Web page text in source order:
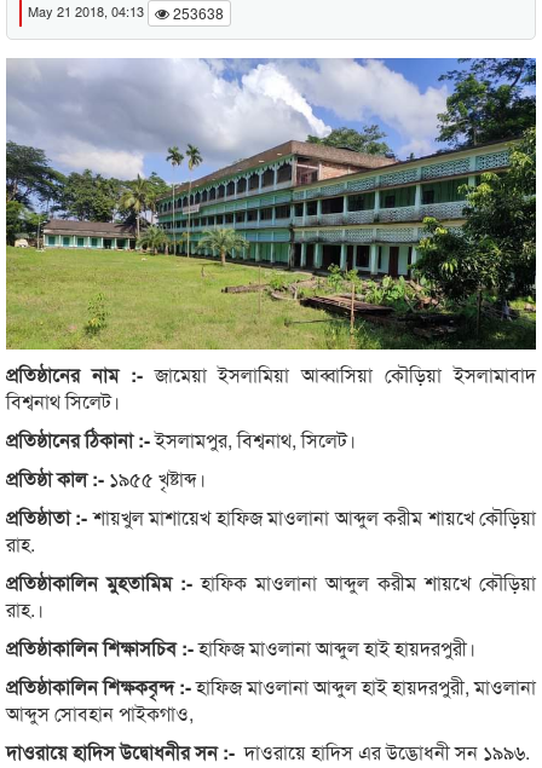
May 21 2018, 04:13 253638
প্রতিষ্ঠানের নাম :-জামেয়া ইসলামিয়া আব্বাসিয়া কৌড়িয়া ইসলামাবাদ
বিশ্বনাথ সিলেট।
প্রতিষ্ঠানের ঠিকানা :-ইসলামপুর, বিশ্বনাথ, সিলেট।
প্রতিষ্ঠা কাল :- ১৯৫৫ খৃষ্টাব্দ।
প্রতিষ্ঠাতা :-শায়খুল মাশায়েখ হাফিজ মাওলানা আব্দুল করীম শায়খে কৌড়িয়া
রাহ.
প্রতিষ্ঠাকালিন মুহতামিম :-হাফিক মাওলানা আব্দুল করীম শায়খে কৌড়িয়া
রাহ.।
প্রতিষ্ঠাকালিন শিক্ষাসচিব :-হাফিজ মাওলানা আব্দুল হাই হায়দরপুরী।
প্রতিষ্ঠাকালিন শিক্ষকবৃন্দ :-হাফিজ মাওলানা আব্দুল হাই হায়দরপুরী, মাওলানা
আব্দুস সোবহান পাইকগাও,
দাওরায়ে হাদিস উদ্বোধনীর সন :- দাওরায়ে হাদিস এর উদ্ভোধনী সন ১৯৯৬.